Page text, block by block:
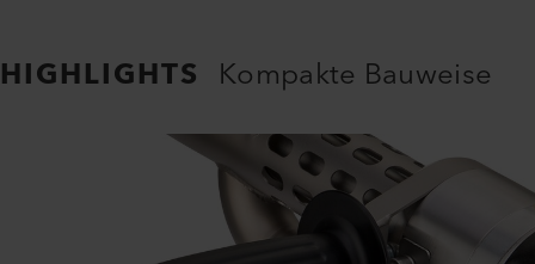
HIGHLIGHTS Kompakte Bauweise